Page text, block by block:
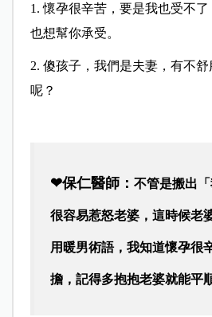
1. 懷孕很辛苦，要是我也受不
也想幫你承受。
2. 傻孩子，我們是夫妻，有不
呢？
❤保仁醫師： 不管是搬出
很容易惹怒老婆，這時候老
用暖男術語，我知道懷孕很
擔，記得多抱抱老婆就能平